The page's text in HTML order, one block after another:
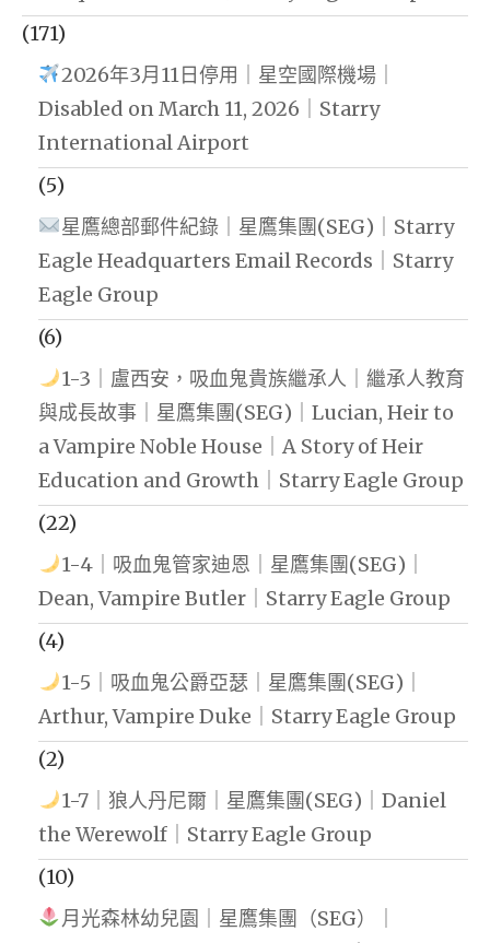
(171)
2026年3月11日停用｜星空國際機場｜
Disabled on March 11, 2026｜Starry
International Airport
(5)
星鷹總部郵件紀錄｜星鷹集團(SEG)｜Starry
Eagle Headquarters Email Records｜Starry
Eagle Group
(6)
1-3｜盧西安，吸血鬼貴族繼承人｜繼承人教育
與成長故事｜星鷹集團(SEG)｜Lucian, Heir to
a Vampire Noble House｜A Story of Heir
Education and Growth｜Starry Eagle Group
(22)
1-4｜吸血鬼管家迪恩｜星鷹集團(SEG)｜
Dean, Vampire Butler｜Starry Eagle Group
(4)
1-5｜吸血鬼公爵亞瑟｜星鷹集團(SEG)｜
Arthur, Vampire Duke｜Starry Eagle Group
(2)
1-7｜狼人丹尼爾｜星鷹集團(SEG)｜Daniel
the Werewolf｜Starry Eagle Group
(10)
月光森林幼兒園｜星鷹集團（SEG）｜